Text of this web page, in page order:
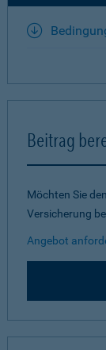
Beitrag
Möchten Sie
Versicherung
Angebot